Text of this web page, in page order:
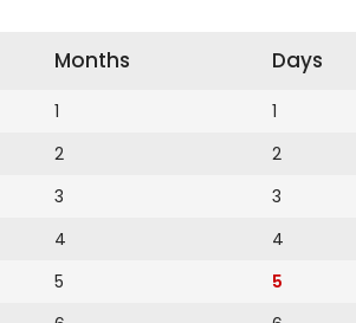
Months
1
2
3
4
5
Days
1
2
3
4
5